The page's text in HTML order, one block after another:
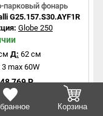
Корзина
парковый фонарь
G25.157.S30.AYF1R
Globe 250
Д: 62 см
3 max 60W
769 Р.
Купить